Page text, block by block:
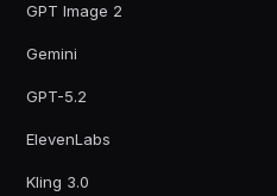
GPT Image 2
Gemini
GPT-5.2
ElevenLabs
Kling 3.0